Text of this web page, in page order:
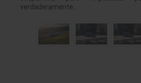
verdaderamente…